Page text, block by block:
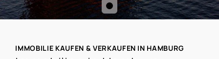
IMMOBILIE KAUFEN & VERKAUFEN IN HAMBURG